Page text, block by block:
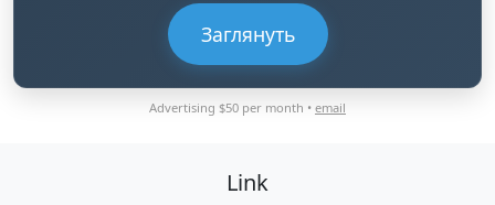
Заглянуть
Advertising $50 per month • email
Link